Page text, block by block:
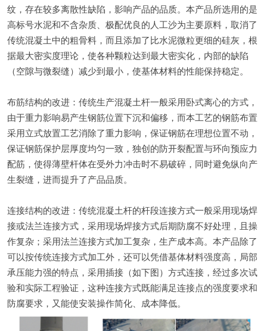
纹，存在较多离散性缺陷，影响产品的品质。本产品所选用的是
高标号水泥和不含杂质、极配优良的人工沙为主要原料，取消了
传统混凝土中的粗骨料，而且添加了比水泥微粒更细的硅灰，根
据最大密实度理论，使各种颗粒达到最大密实化，内部的缺陷
（空隙与微裂缝）减少到最小，使基体材料的性能保持稳定。
布筋结构的改进：传统生产混凝土杆一般采用卧式离心的方式，
由于重力影响易产生钢筋位置下沉和偏移，而本工艺的钢筋布置
采用立式放置工艺消除了重力影响，保证钢筋在理想位置不动，
保证钢筋保护层厚度均匀一致，独创的防开裂配置与环向预应力
配筋，使得薄壁杆体在受外力冲击时不易破碎，同时避免纵向产
生裂缝，进而提升了产品品质。
连接结构的改进：传统混凝土杆的杆段连接方式一般采用现场焊
接或法兰连接方式，采用现场焊接方式后期防腐不好处理，且操
作复杂；采用法兰连接方式加工复杂，生产成本高。本产品除了
可以按传统连接方式加工外，还可以凭借基体材料强度高，局部
承压能力强的特点，采用插接（如下图）方式连接，经过多次试
验和实际工程验证，这种连接方式既能满足连接点的强度要求和
防腐要求，又能使安装操作简化、成本降低。